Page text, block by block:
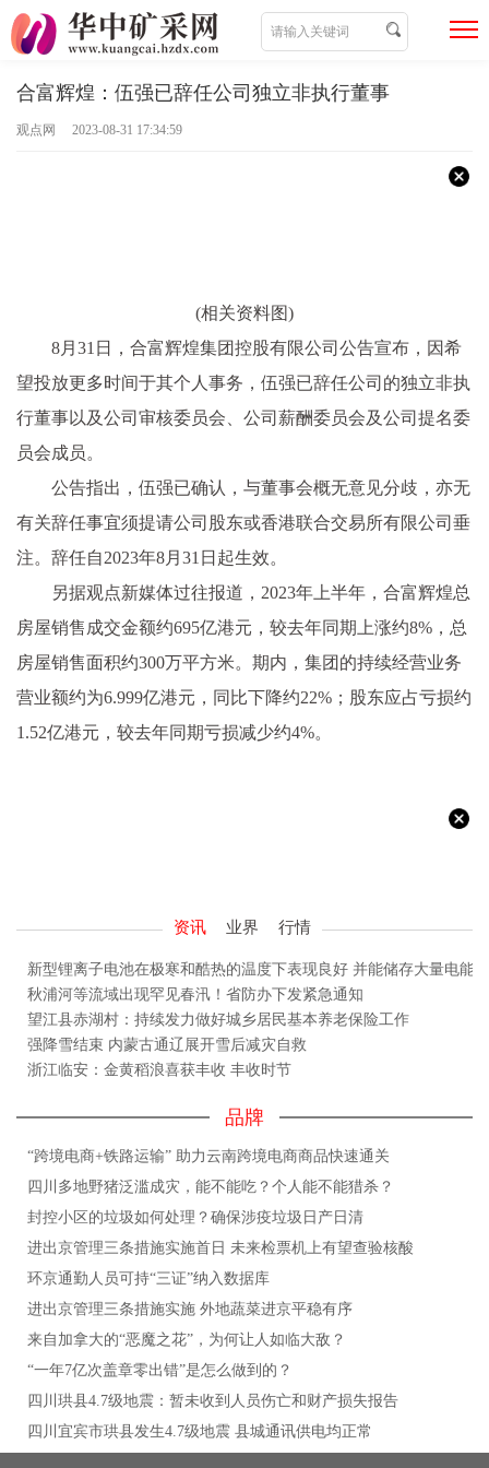
合富辉煌：伍强已辞任公司独立非执行董事
观点网 2023-08-31 17:34:59
(相关资料图)
8月31日，合富辉煌集团控股有限公司公告宣布，因希
望投放更多时间于其个人事务，伍强已辞任公司的独立非执
行董事以及公司审核委员会、公司薪酬委员会及公司提名委
员会成员。
公告指出，伍强已确认，与董事会概无意见分歧，亦无
有关辞任事宜须提请公司股东或香港联合交易所有限公司垂
注。辞任自2023年8月31日起生效。
另据观点新媒体过往报道，2023年上半年，合富辉煌总
房屋销售成交金额约695亿港元，较去年同期上涨约8%，总
房屋销售面积约300万平方米。期内，集团的持续经营业务
营业额约为6.999亿港元，同比下降约22%；股东应占亏损约
1.52亿港元，较去年同期亏损减少约4%。
资讯 业界 行情
新型锂离子电池在极寒和酷热的温度下表现良好 并能储存大量电能
秋浦河等流域出现罕见春汛！省防办下发紧急通知
望江县赤湖村：持续发力做好城乡居民基本养老保险工作
强降雪结束 内蒙古通辽展开雪后减灾自救
浙江临安：金黄稻浪喜获丰收 丰收时节
品牌
“跨境电商+铁路运输” 助力云南跨境电商商品快速通关
四川多地野猪泛滥成灾，能不能吃？个人能不能猎杀？
封控小区的垃圾如何处理？确保涉疫垃圾日产日清
进出京管理三条措施实施首日 未来检票机上有望查验核酸
环京通勤人员可持“三证”纳入数据库
进出京管理三条措施实施 外地蔬菜进京平稳有序
来自加拿大的“恶魔之花”，为何让人如临大敌？
“一年7亿次盖章零出错”是怎么做到的？
四川珙县4.7级地震：暂未收到人员伤亡和财产损失报告
四川宜宾市珙县发生4.7级地震 县城通讯供电均正常